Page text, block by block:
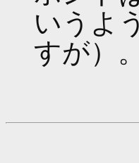
いうよ
すが）。